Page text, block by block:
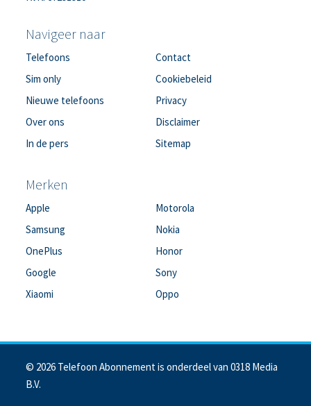
Navigeer naar
Telefoons
Sim only
Nieuwe telefoons
Over ons
In de pers
Contact
Cookiebeleid
Privacy
Disclaimer
Sitemap
Merken
Apple
Samsung
OnePlus
Google
Xiaomi
Motorola
Nokia
Honor
Sony
Oppo
© 2026 Telefoon Abonnement is onderdeel van 0318 Media
B.V.